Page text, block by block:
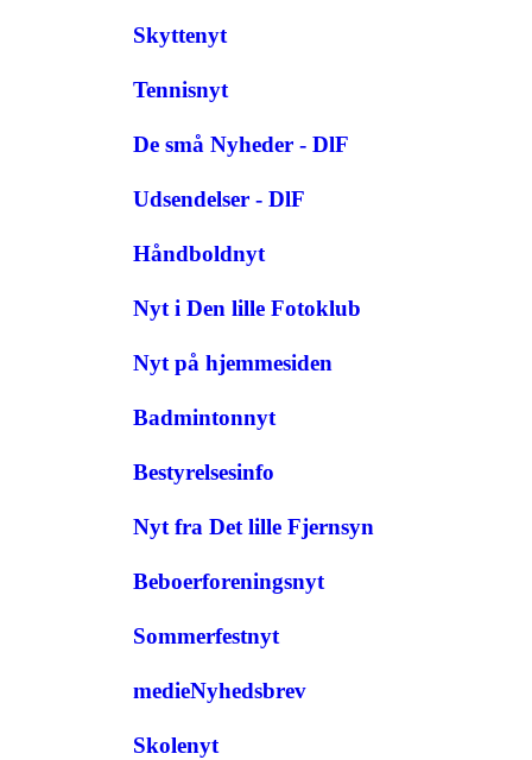
Skyttenyt
Tennisnyt
De små Nyheder - DlF
Udsendelser - DlF
Håndboldnyt
Nyt i Den lille Fotoklub
Nyt på hjemmesiden
Badmintonnyt
Bestyrelsesinfo
Nyt fra Det lille Fjernsyn
Beboerforeningsnyt
Sommerfestnyt
medieNyhedsbrev
Skolenyt